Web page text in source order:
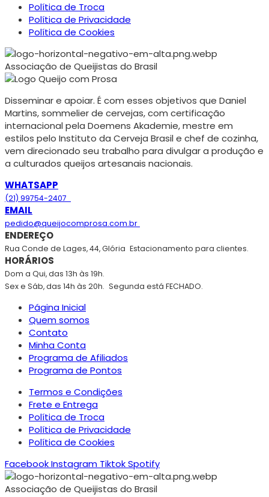
Política de Troca
Política de Privacidade
Política de Cookies
Associação de Queijistas do Brasil
Disseminar e apoiar. É com esses objetivos que Daniel
Martins, sommelier de cervejas, com certificação
internacional pela Doemens Akademie, mestre em
estilos pelo Instituto da Cerveja Brasil e chef de cozinha,
vem direcionado seu trabalho para divulgar a produção e
a culturados queijos artesanais nacionais.
WHATSAPP
(21) 99754-2407
EMAIL
pedido@queijocomprosa.com.br
ENDEREÇO
Rua Conde de Lages, 44, Glória Estacionamento para clientes.
HORÁRIOS
Dom a Qui, das 13h às 19h.
Sex e Sáb, das 14h às 20h. Segunda está FECHADO.
Página Inicial
Quem somos
Contato
Minha Conta
Programa de Afiliados
Programa de Pontos
Termos e Condições
Frete e Entrega
Política de Troca
Política de Privacidade
Política de Cookies
FacebookInstagram TiktokSpotify
Associação de Queijistas do Brasil